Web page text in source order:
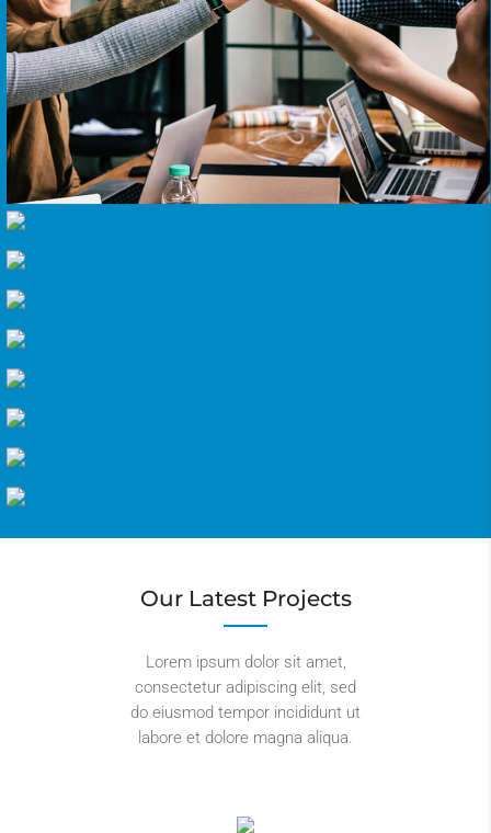
Our Latest Projects
Lorem ipsum dolor sit amet,
consectetur adipiscing elit, sed
do eiusmod tempor incididunt ut
labore et dolore magna aliqua.